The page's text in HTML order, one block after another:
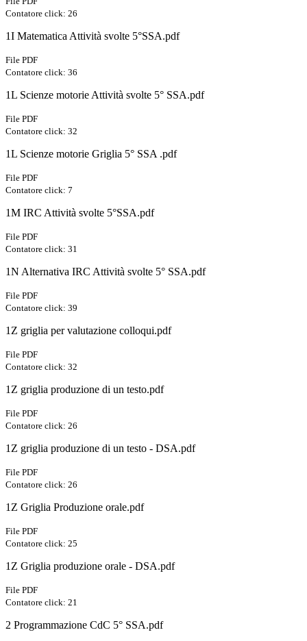
Contatore click: 26
1I Matematica Attività svolte 5°SSA.pdf
File PDF
Contatore click: 36
1L Scienze motorie Attività svolte 5° SSA.pdf
File PDF
Contatore click: 32
1L Scienze motorie Griglia 5° SSA .pdf
File PDF
Contatore click: 7
1M IRC Attività svolte 5°SSA.pdf
File PDF
Contatore click: 31
1N Alternativa IRC Attività svolte 5° SSA.pdf
File PDF
Contatore click: 39
1Z griglia per valutazione colloqui.pdf
File PDF
Contatore click: 32
1Z griglia produzione di un testo.pdf
File PDF
Contatore click: 26
1Z griglia produzione di un testo - DSA.pdf
File PDF
Contatore click: 26
1Z Griglia Produzione orale.pdf
File PDF
Contatore click: 25
1Z Griglia produzione orale - DSA.pdf
File PDF
Contatore click: 21
2 Programmazione CdC 5° SSA.pdf